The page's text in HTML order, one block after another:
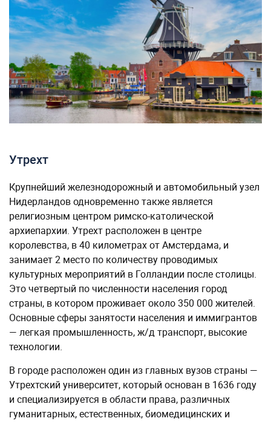
Утрехт
Крупнейший железнодорожный и автомобильный узел
Нидерландов одновременно также является
религиозным центром римско-католической
архиепархии. Утрехт расположен в центре
королевства, в 40 километрах от Амстердама, и
занимает 2 место по количеству проводимых
культурных мероприятий в Голландии после столицы.
Это четвертый по численности населения город
страны, в котором проживает около 350 000 жителей.
Основные сферы занятости населения и иммигрантов
— легкая промышленность, ж/д транспорт, высокие
технологии.
В городе расположен один из главных вузов страны —
Утрехтский университет, который основан в 1636 году
и специализируется в области права, различных
гуманитарных, естественных, биомедицинских и